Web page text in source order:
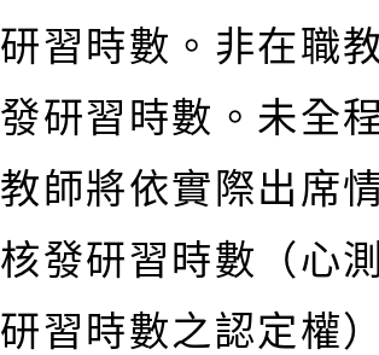
研習時數。非在職
發研習時數。未全
教師將依實際出席
核發研習時數（心
研習時數之認定權